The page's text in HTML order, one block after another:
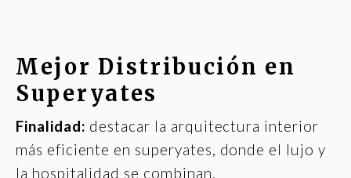
Mejor Distribución en
Superyates
Finalidad: destacar la arquitectura interior
más eficiente en superyates, donde el lujo y
la hospitalidad se combinan.